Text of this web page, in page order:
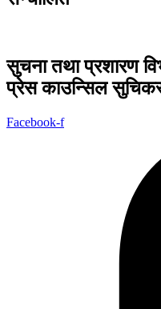
सुचना तथा प्रशारण
प्रेस काउन्सिल
Facebook-f